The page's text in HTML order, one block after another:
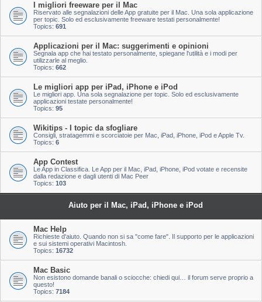
I migliori freeware per il Mac
Riservato alle segnalazioni delle App gratuite per il Mac. Una sola applicazione
per topic. Solo ed esclusivamente freeware testati personalmente!
Topics: 691
Applicazioni per il Mac: suggerimenti e opinioni
Segnala app che hai testato personalmente, spiegane l'utilità e i modi per
utilizzarle al meglio.
Topics: 662
Le migliori app per iPad, iPhone e iPod
Le migliori app. Una sola segnalazione per topic. Solo ed esclusivamente
applicazioni testate personalmente!
Topics: 95
Wikitips - I topic da sfogliare
Consigli, stratagemmi e scorciatoie per Mac, iPad, iPhone, iPod e Apple Tv.
Topics: 6
App Contest
Le App in Classifica. Le App per il Mac, iPad, iPhone, iPod votate e recensite
dalla redazione e dagli utenti di Mac Peer
Topics: 103
Aiuto per il Mac, iPad, iPhone e iPod
Mac Help
Richieste d'aiuto. Quando non si sa "come fare". Il supporto per le applicazioni
e sui sistemi operativi Macintosh.
Topics: 16732
Mac Basic
Non esistono domande banali o sciocche: chiedi qui… il forum serve proprio a
questo!
Topics: 7184